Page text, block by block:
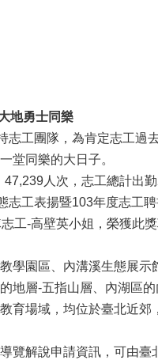
地勇士同樂
工團隊，為肯定志工過
堂同樂的大日子。
人次，志工總計出
工表揚暨103年度志工
工-高壁英小姐，榮獲此
園區、內溝溪生態展示
地層-五指山層、內湖區
育場域，均位於臺北近郊
解說申請資訊，可由臺